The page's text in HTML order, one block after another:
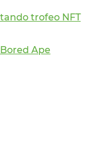
trofeo NFT
Ape